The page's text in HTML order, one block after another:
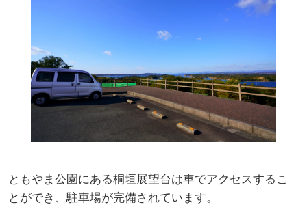
ともやま公園にある桐垣展望台は車でアクセスするこ
とができ、駐車場が完備されています。